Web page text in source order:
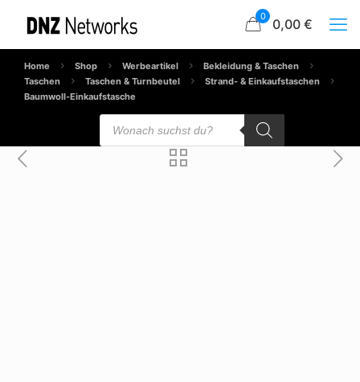
0 0,00 €
Home Shop Werbeartikel
Bekleidung & Taschen
Taschen
Taschen & Turnbeutel
Strand- & Einkaufstaschen
Baumwoll-Einkaufstasche
Products
search